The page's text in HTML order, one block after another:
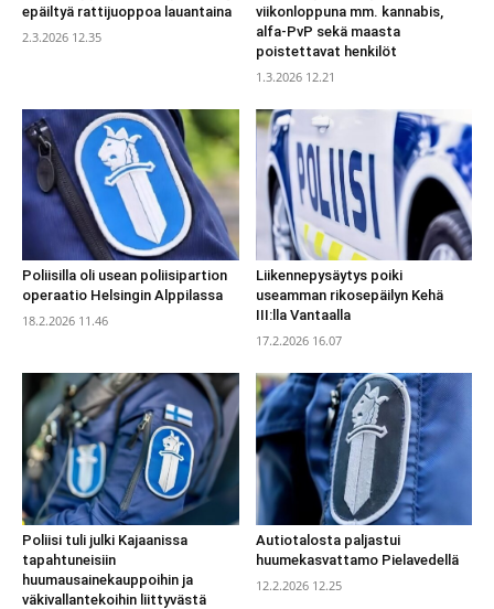
epäiltyä rattijuoppoa lauantaina
2.3.2026 12.35
viikonloppuna mm. kannabis,
alfa-PvP sekä maasta
poistettavat henkilöt
1.3.2026 12.21
Poliisilla oli usean poliisipartion
operaatio Helsingin Alppilassa
18.2.2026 11.46
Liikennepysäytys poiki
useamman rikosepäilyn Kehä
III:lla Vantaalla
17.2.2026 16.07
Poliisi tuli julki Kajaanissa
tapahtuneisiin
huumausainekauppoihin ja
väkivallantekoihin liittyvästä
Autiotalosta paljastui
huumekasvattamo Pielavedellä
12.2.2026 12.25